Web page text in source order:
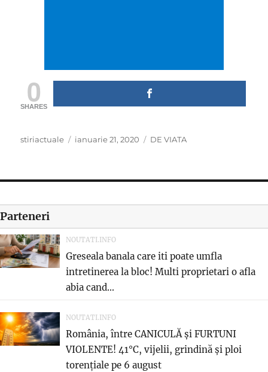
0
SHARES
Author
stiriactuale
Posted
ianuarie 21, 2020 Categories
DE VIATA
Parteneri
NOUTATI.INFO
Greseala banala care iti poate umfla
intretinerea la bloc! Multi proprietari o afla
abia cand...
NOUTATI.INFO
România, între CANICULĂ și FURTUNI
VIOLENTE! 41°C, vijelii, grindină și ploi
torențiale pe 6 august